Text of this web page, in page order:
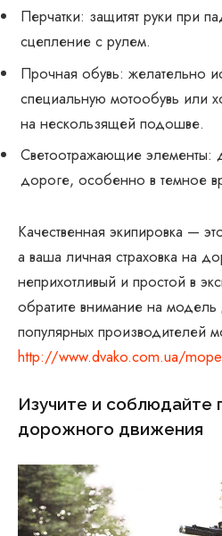
Перчатки: защитят руки при
сцепление с рулем.
Прочная обувь: желательно
специальную мотообувь или
на нескользящей подошве.
Светоотражающие элементы:
дороге, особенно в темное
Качественная экипировка —
а ваша личная страховка на
неприхотливый и простой в
обратите внимание на
популярных производителей
http://www.dvako.com.ua/
Изучите и соблюдайте
дорожного движения